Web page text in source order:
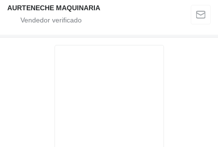
AURTENECHE MAQUINARIA